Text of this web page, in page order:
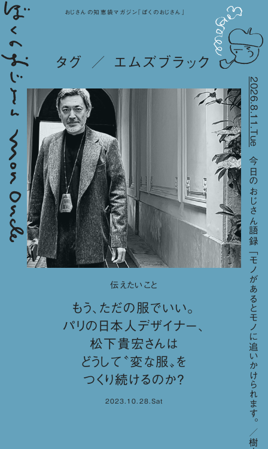
おじさんの知恵袋マガジン『ぼくのおじさん』
2026.8.11.Tue
今日のおじさん語録
「モノがあるとモノに追いかけられます。／樹木希林」
タグ ／ エムズブラック
伝えたいこと
もう、ただの服でいい。
パリの日本人デザイナー、
松下貴宏さんは
どうして〝変な服〟を
つくり続けるのか？
2023.10.28.Sat